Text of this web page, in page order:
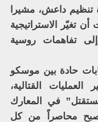
داعش، مشيرا
تغيّر الاستراتيجية
تفاهمات روسية
حادة بين موسكو
القتالية،
في المعارك
محاصراً من كل